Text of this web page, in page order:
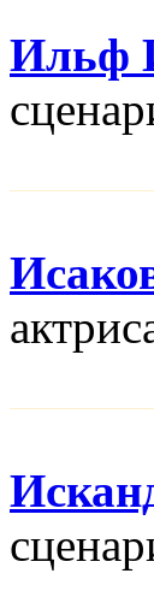
Ильф